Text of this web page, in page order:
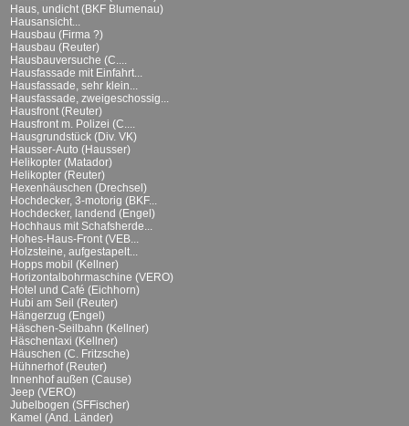
Haus, undicht (BKF Blumenau)
Hausansicht...
Hausbau (Firma ?)
Hausbau (Reuter)
Hausbauversuche (C....
Hausfassade mit Einfahrt...
Hausfassade, sehr klein...
Hausfassade, zweigeschossig...
Hausfront (Reuter)
Hausfront m. Polizei (C....
Hausgrundstück (Div. VK)
Hausser-Auto (Hausser)
Helikopter (Matador)
Helikopter (Reuter)
Hexenhäuschen (Drechsel)
Hochdecker, 3-motorig (BKF...
Hochdecker, landend (Engel)
Hochhaus mit Schafsherde...
Hohes-Haus-Front (VEB...
Holzsteine, aufgestapelt...
Hopps mobil (Kellner)
Horizontalbohrmaschine (VERO)
Hotel und Café (Eichhorn)
Hubi am Seil (Reuter)
Hängerzug (Engel)
Häschen-Seilbahn (Kellner)
Häschentaxi (Kellner)
Häuschen (C. Fritzsche)
Hühnerhof (Reuter)
Innenhof außen (Cause)
Jeep (VERO)
Jubelbogen (SFFischer)
Kamel (And. Länder)